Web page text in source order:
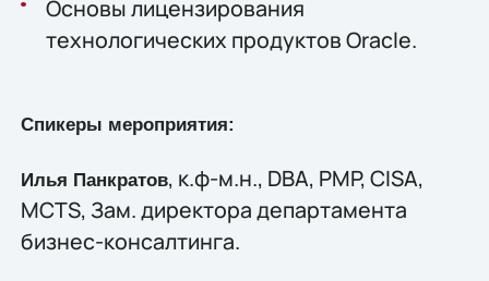
Основы лицензирования
технологических продуктов Oracle.
Спикеры мероприятия:
Илья Панкратов, к.ф-м.н., DBA, PMP, CISA,
MCTS, Зам. директора департамента
бизнес-консалтинга.